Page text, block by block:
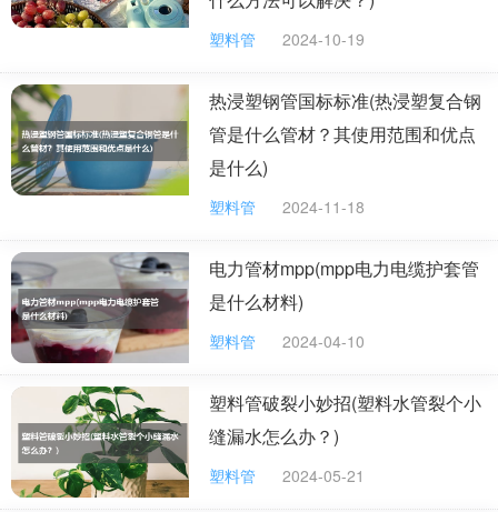
1.河北雄县信通塑胶制品有限公司是致力塑料管
材的开发、生产的高新技术企业。公司拥有经验丰富的高
素质员工队伍，一流的生产设备和产品检测手段。采用进
口原、辅材料生产，完善、高效的生产、销售质量保证体
系，灵活的售后服务系统。不断强化管理体系，一丝不
品”荣誉证书，顺利通过ISO9001：2000国际质量管理体
系认证。
2.东莞宝奕塑胶制品有限公司是塑胶制品、
PVC PP PE PC PMMA ABS等塑胶模具、LED灯罩灯饰
配件、汽车配件、门窗配件、电子配件、五金配件、货架
配件等产品专业生产加工的公司，拥有完整、科学的质量
塑料管 2024-10-19
热浸塑钢管国标标准(热浸塑复合钢
管是什么管材？其使用范围和优点
是什么)
塑料管 2024-11-18
电力管材mpp(mpp电力电缆护套管
是什么材料)
塑料管 2024-04-10
塑料管破裂小妙招(塑料水管裂个小
缝漏水怎么办？)
塑料管 2024-05-21